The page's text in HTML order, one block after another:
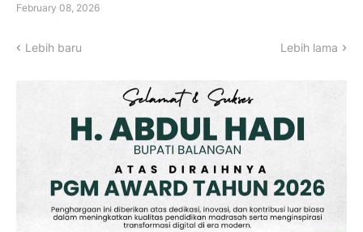
February 08, 2026
Lebih baru Lebih lama